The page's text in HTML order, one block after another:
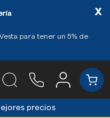
para tener un 5% de
x
precios